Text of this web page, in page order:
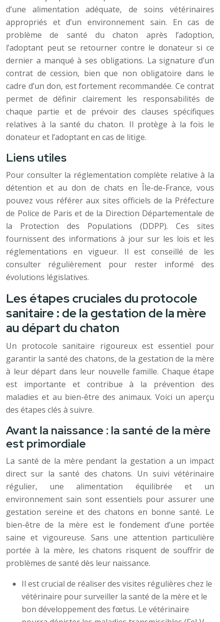
d’une alimentation adéquate, de soins vétérinaires
appropriés et d’un environnement sain. En cas de
problème de santé du chaton après l’adoption,
l’adoptant peut se retourner contre le donateur si ce
dernier a manqué à ses obligations. La signature d’un
contrat de cession, bien que non obligatoire dans le
cadre d’un don, est fortement recommandée. Ce contrat
permet de définir clairement les responsabilités de
chaque partie et de prévoir des clauses spécifiques
relatives à la santé du chaton. Il protège à la fois le
donateur et l’adoptant en cas de litige.
Liens utiles
Pour consulter la réglementation complète relative à la
détention et au don de chats en Île-de-France, vous
pouvez vous référer aux sites officiels de la Préfecture
de Police de Paris et de la Direction Départementale de
la Protection des Populations (DDPP). Ces sites
fournissent des informations à jour sur les lois et les
réglementations en vigueur. Il est conseillé de les
consulter régulièrement pour rester informé des
évolutions législatives.
Les étapes cruciales du protocole
sanitaire : de la gestation de la mère
au départ du chaton
Un protocole sanitaire rigoureux est essentiel pour
garantir la santé des chatons, de la gestation de la mère
à leur départ dans leur nouvelle famille. Chaque étape
est importante et contribue à la prévention des
maladies et au bien-être des animaux. Voici un aperçu
des étapes clés à suivre.
Avant la naissance : la santé de la mère
est primordiale
La santé de la mère pendant la gestation a un impact
direct sur la santé des chatons. Un suivi vétérinaire
régulier, une alimentation équilibrée et un
environnement sain sont essentiels pour assurer une
gestation sereine et des chatons en bonne santé. Le
bien-être de la mère est le fondement d’une portée
saine et vigoureuse. Sans une attention particulière
portée à la mère, les chatons risquent de souffrir de
problèmes de santé dès leur naissance.
Il est crucial de réaliser des visites régulières chez le
vétérinaire pour surveiller la santé de la mère et le
bon développement des fœtus. Le vétérinaire